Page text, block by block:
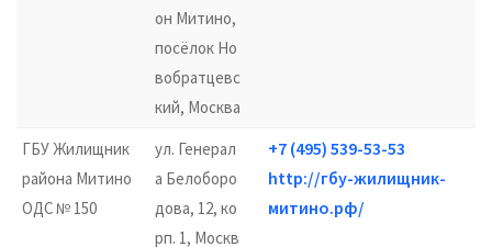
он Митино,
посёлок Но
вобратцевс
кий, Москва
ГБУ Жилищник
района Митино
ОДС № 150
ул. Генерал
а Белоборо
дова, 12, ко
рп. 1, Москв
+7 (495) 539-53-53
http://гбу-жилищник-
митино.рф/